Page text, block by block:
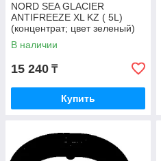
NORD SEA GLACIER
ANTIFREEZE XL KZ ( 5L)
(концентрат; цвет зеленый)
В наличии
15 240 ₸
Купить